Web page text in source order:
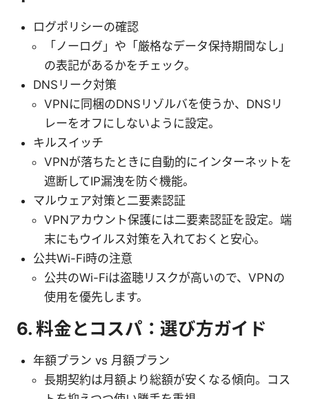
ログポリシーの確認
「ノーログ」や「厳格なデータ保持期間なし」
の表記があるかをチェック。
DNSリーク対策
VPNに同梱のDNSリゾルバを使うか、DNSリ
レーをオフにしないように設定。
キルスイッチ
VPNが落ちたときに自動的にインターネットを
遮断してIP漏洩を防ぐ機能。
マルウェア対策と二要素認証
VPNアカウント保護には二要素認証を設定。端
末にもウイルス対策を入れておくと安心。
公共Wi-Fi時の注意
公共のWi-Fiは盗聴リスクが高いので、VPNの
使用を優先します。
6. 料金とコスパ：選び方ガイド
年額プラン vs 月額プラン
長期契約は月額より総額が安くなる傾向。コス